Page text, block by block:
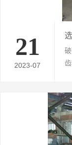
21
2023-07